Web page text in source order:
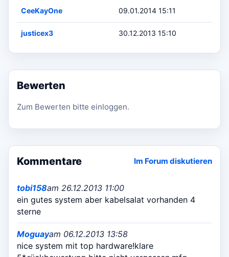
CeeKayOne 09.01.2014 15:11
justicex3 30.12.2013 15:10
Bewerten
Zum Bewerten bitte einloggen.
Kommentare Im Forum diskutieren
tobi158am 26.12.2013 11:00
ein gutes system aber kabelsalat vorhanden 4
sterne
Moguayam 06.12.2013 13:58
nice system mit top hardware!klare